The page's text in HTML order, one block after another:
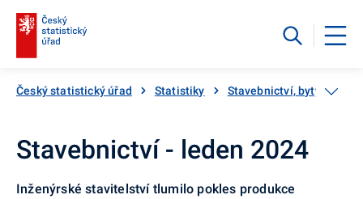
Český statistický úřad Statistiky Stavebnictví, byty
Stavebnictví - leden 2024
Inženýrské stavitelství tlumilo pokles produkce